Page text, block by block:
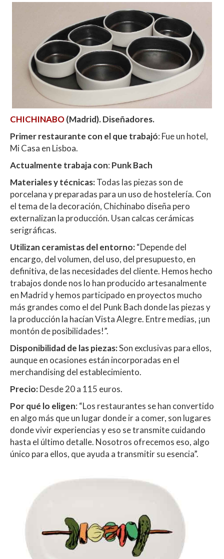
CHICHINABO(Madrid). Diseñadores.
Primer restaurante con el que trabajó: Fue un hotel,
Mi Casa en Lisboa.
Actualmente trabaja con: Punk Bach
Materiales y técnicas:Todas las piezas son de
porcelana y preparadas para un uso de hostelería. Con
el tema de la decoración, Chichinabo diseña pero
externalizan la producción. Usan calcas cerámicas
serigráficas.
Utilizan ceramistas del entorno:“Depende del
encargo, del volumen, del uso, del presupuesto, en
definitiva, de las necesidades del cliente. Hemos hecho
trabajos donde nos lo han producido artesanalmente
en Madrid y hemos participado en proyectos mucho
más grandes como el del Punk Bach donde las piezas y
la producción la hacían Vista Alegre. Entre medias, ¡un
montón de posibilidades!”.
Disponibilidad de las piezas:Son exclusivas para ellos,
aunque en ocasiones están incorporadas en el
merchandising del establecimiento.
Precio:Desde 20 a 115 euros.
Por qué lo eligen: “Los restaurantes se han convertido
en algo más que un lugar donde ir a comer, son lugares
donde vivir experiencias y eso se transmite cuidando
hasta el último detalle. Nosotros ofrecemos eso, algo
único para ellos, que ayuda a transmitir su esencia”.